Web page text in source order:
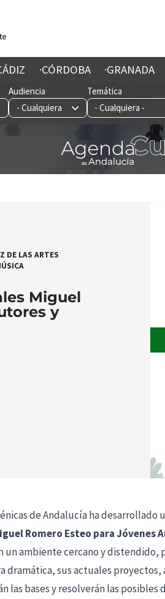
CÓRDOBA GRANADA
Audiencia Temática
DE LAS ARTES
Miguel
y
de Andalucía ha desarrollado
Romero Esteo para Jóvenes
un ambiente cercano y distendido,
sus actuales proyectos,
las bases y resolverán las posibles